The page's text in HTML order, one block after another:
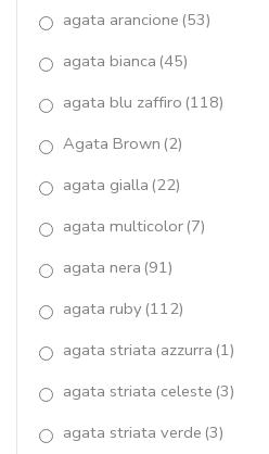
giada lemon(4)
giada rosa (53)
Gocce di Marakò
Goccia Quarzo Idrotermale
granato(38)
Il "Laccio"(18)
IL Trittico di Marakò(13)
agata arancione (53)
agata bianca (45)
agata blu zaffiro (118)
Agata Brown (2)
agata gialla (22)
agata multicolor (7)
agata nera (91)
agata ruby (112)
agata striata azzurra (1)
agata striata celeste (3)
agata striata verde (3)